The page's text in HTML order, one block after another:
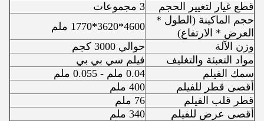
قطع غيار لتغيير الحجم
3 مجموعات
حجم الماكينة (الطول *
العرض * الارتفاع)
4600*3620*1770 ملم
وزن الآلة
حوالي 3000 كجم
مواد التعبئة والتغليف
فيلم سي بي بي
سمك الفيلم
0.04 ملم - 0.055 ملم
أقصى قطر للفيلم
400 ملم
قطر قلب الفيلم
76 ملم
أقصى عرض للفيلم
340 ملم